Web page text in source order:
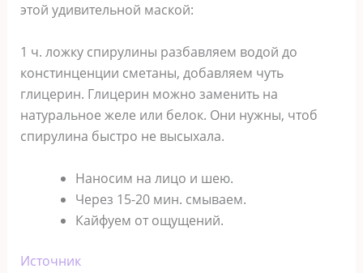
этой удивительной маской:
1 ч. ложку спирулины разбавляем водой до
констинценции сметаны, добавляем чуть
глицерин. Глицерин можно заменить на
натуральное желе или белок. Они нужны, чтоб
спирулина быстро не высыхала.
Наносим на лицо и шею.
Через 15-20 мин. смываем.
Кайфуем от ощущений.
Источник